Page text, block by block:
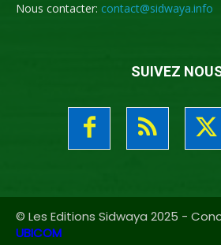
Nous contacter: contact@sidwaya.info
SUIVEZ
© Les Editions Sidwaya 2025 -
UBICOM